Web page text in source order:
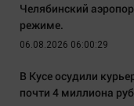
Челябинский
режиме.
06.08.2026 06:00:29
В Кусе осудили
почти 4 миллиона